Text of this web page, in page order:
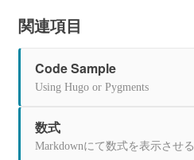
関連項目
Code Sample
Using Hugo or Pygments
数式
Markdownにて数式を表示させる